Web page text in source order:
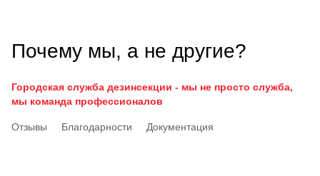
Почему мы, а не другие?
Городская служба дезинсекции - мы не просто служба,
мы команда профессионалов
Отзывы Благодарности Документация